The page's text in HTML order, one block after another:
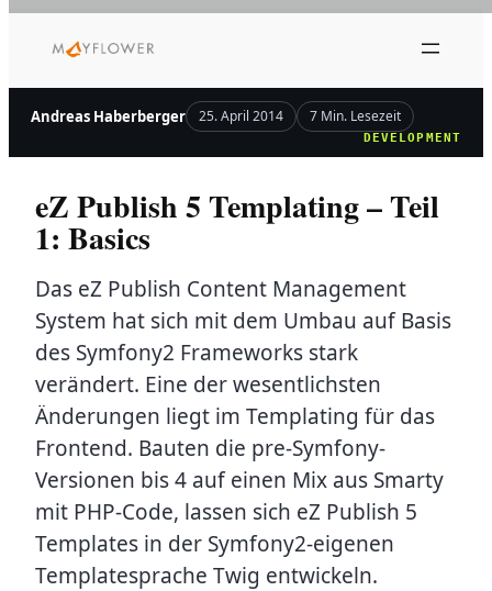
Inhalt
Andreas Haberberger 25. April 2014 7 Min. Lesezeit
DEVELOPMENT
eZ Publish 5 Templating – Teil
1: Basics
Das eZ Publish Content Management
System hat sich mit dem Umbau auf Basis
des Symfony2 Frameworks stark
verändert. Eine der wesentlichsten
Änderungen liegt im Templating für das
Frontend. Bauten die pre-Symfony-
Versionen bis 4 auf einen Mix aus Smarty
mit PHP-Code, lassen sich eZ Publish 5
Templates in der Symfony2-eigenen
Templatesprache Twig entwickeln.